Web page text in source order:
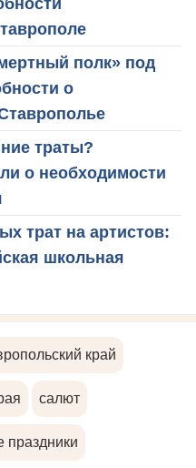
полк» под
о
траты?
о необходимости
трат на артистов:
школьная
край
салют
праздники